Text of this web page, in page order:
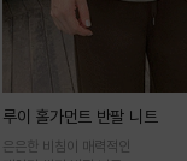
루이 홀가먼트 반팔 니트
은은한 비침이 매력적인